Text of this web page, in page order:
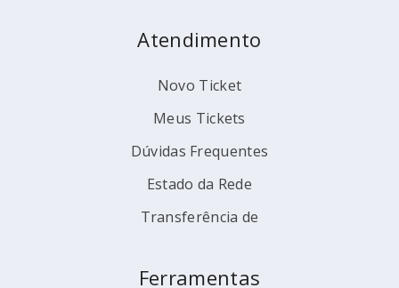
Atendimento
Novo Ticket
Meus Tickets
Dúvidas Frequentes
Estado da Rede
Transferência de
Ferramentas